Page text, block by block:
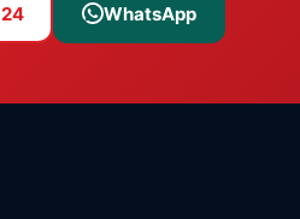
WhatsApp